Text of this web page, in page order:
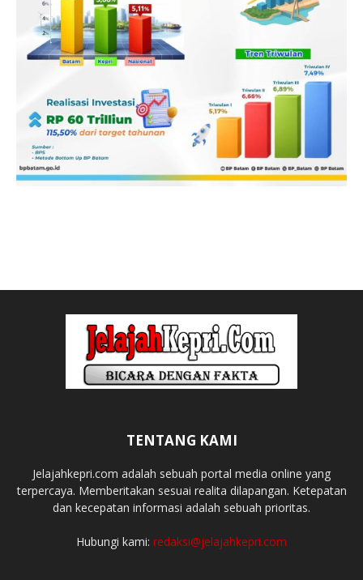
TENTANG KAMI
Jelajahkepri.com adalah sebuah portal media online yang
terpercaya. Memberitakan sesuai realita dilapangan. Ketepatan
dan kecepatan informasi adalah sebuah prioritas.
Hubungi kami: redaksi@jelajahkepri.com